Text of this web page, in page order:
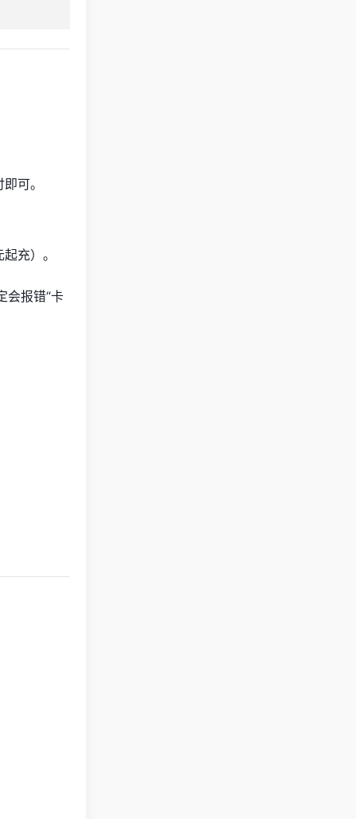
可。
充）。
会报错“卡